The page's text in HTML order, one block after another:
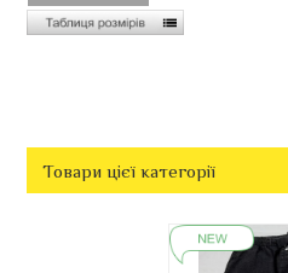
Товари цієї категорії